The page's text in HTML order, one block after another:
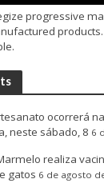
progressive
ocorrerá
neste sábado, 8 6
realiza
gatos 6 de agosto